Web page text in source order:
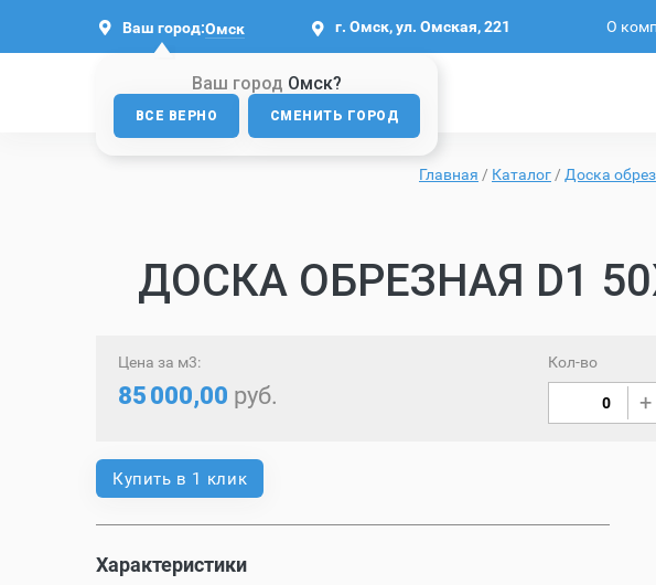
Ваш город:Омск
Ваш город Омск?
ВСЕ ВЕРНО СМЕНИТЬ ГОРОД
г. Омск, ул. Омская, 221 О
Главная / Каталог / Доска
ДОСКА ОБРЕЗНАЯ D1
Цена за м3:
85 000,00 руб.
Кол-во
Купить в 1 клик
Характеристики